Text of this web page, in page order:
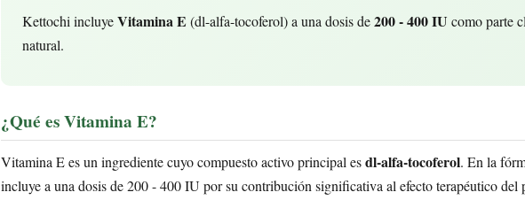
Kettochi incluyeVitamina E (dl-alfa-tocoferol) a una dosis de200 - 400 IU como parte
natural.
¿Qué es Vitamina E?
Vitamina E es un ingrediente cuyo compuesto activo principal esdl-alfa-tocoferol. En la
incluye a una dosis de 200 - 400 IU por su contribución significativa al efecto terapéutico del